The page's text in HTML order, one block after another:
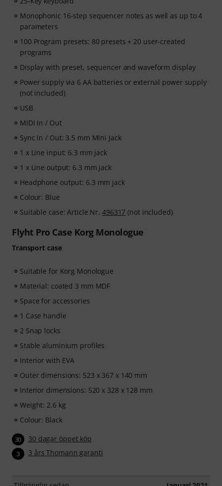
Monophonic 16-step sequencer notes as well as up to 4
parameters
100 Program presets: 80 presets + 20 user-created
programs
Display with preset, sequencer and waveform display
Power supply via 6 AA batteries or external power supply
(not included)
USB
MIDI In / Out
Sync In / Out: 3.5 mm Mini Jack
1 x Line input: 6.3 mm jack
1 x Line output: 6.3 mm jack
Headphone output: 6.3 mm jack
Colour: Blue
Suitable case: Article Nr.496317 (not included)
Flyht Pro Case Korg Monologue
Transport case
Suitable for Korg Monologue
Material: coated 3 mm MDF
Space for accessories
1 Case handle
2 Snap locks
Stable aluminium profiles
Interior with EVA
Outer dimensions: 523 x 367 x 140 mm
Interior dimensions: 520 x 328 x 128 mm
Weight: 2.6 kg
Colour: Black
30 30 dagar öppet köp
3 3 års Thomann garanti